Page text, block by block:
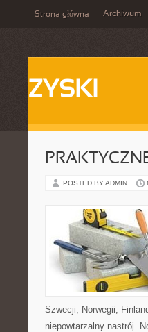
Strona główna Archiwum
ZYSKI
POSTED BY ADMIN
Szwecji, Norwegii,
niepowtarzalny nastrój.